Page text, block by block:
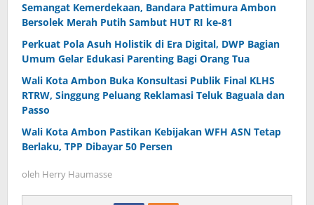
Semangat Kemerdekaan, Bandara Pattimura Ambon
Bersolek Merah Putih Sambut HUT RI ke-81
Perkuat Pola Asuh Holistik di Era Digital, DWP Bagian
Umum Gelar Edukasi Parenting Bagi Orang Tua
Wali Kota Ambon Buka Konsultasi Publik Final KLHS
RTRW, Singgung Peluang Reklamasi Teluk Baguala dan
Passo
Wali Kota Ambon Pastikan Kebijakan WFH ASN Tetap
Berlaku, TPP Dibayar 50 Persen
oleh Herry Haumasse